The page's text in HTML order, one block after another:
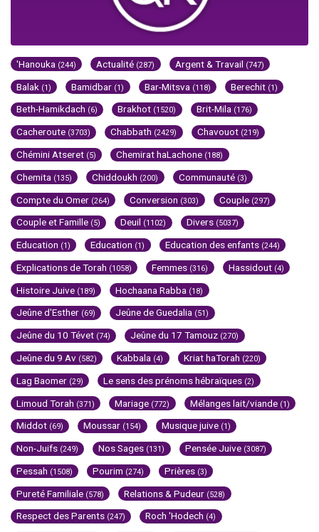
'Hanouka (244) Actualité (287) Argent & Travail (747)
Balak (1) Bamidbar (1) Bar-Mitsva (118) Berechit (1)
Beth-Hamikdach (6) Brakhot (1520) Brit-Mila (176)
Cacheroute (3703) Chabbath (2429) Chavouot (219)
Chémini Atseret (5) Chemirat haLachone (188)
Chemita (135) Chiddoukh (200) Communauté (3)
Compte du Omer (264) Conversion (303) Couple (297)
Couple et Famille (5) Deuil (1102) Divers (5037)
Education (1) Education (1) Education des enfants (244)
Explications de Torah (1058) Femmes (316) Hassidout (4)
Histoire Juive (189) Hochaana Rabba (18)
Jeûne d'Esther (69) Jeûne de Guedalia (51)
Jeûne du 10 Tévet (74) Jeûne du 17 Tamouz (270)
Jeûne du 9 Av (582) Kabbala (4) Kriat haTorah (220)
Lag Baomer (29) Le sens des prénoms hébraïques (2)
Limoud Torah (371) Mariage (772) Mélanges lait/viande (1)
Middot (69) Moussar (154) Musique juive (1)
Non-Juifs (249) Nos Sages (131) Pensée Juive (3087)
Pessah (1508) Pourim (274) Prières (3)
Pureté Familiale (578) Relations & Pudeur (528)
Respect des Parents (247) Roch 'Hodech (4)